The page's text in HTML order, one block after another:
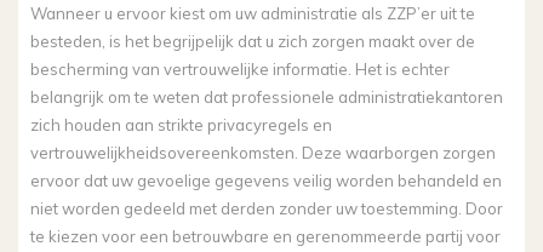
Wanneer u ervoor kiest om uw administratie als ZZP’er uit te
besteden, is het begrijpelijk dat u zich zorgen maakt over de
bescherming van vertrouwelijke informatie. Het is echter
belangrijk om te weten dat professionele administratiekantoren
zich houden aan strikte privacyregels en
vertrouwelijkheidsovereenkomsten. Deze waarborgen zorgen
ervoor dat uw gevoelige gegevens veilig worden behandeld en
niet worden gedeeld met derden zonder uw toestemming. Door
te kiezen voor een betrouwbare en gerenommeerde partij voor